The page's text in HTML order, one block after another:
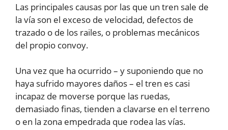
Las principales causas por las que un tren sale de
la vía son el exceso de velocidad, defectos de
trazado o de los railes, o problemas mecánicos
del propio convoy.
Una vez que ha ocurrido – y suponiendo que no
haya sufrido mayores daños – el tren es casi
incapaz de moverse porque las ruedas,
demasiado finas, tienden a clavarse en el terreno
o en la zona empedrada que rodea las vías.